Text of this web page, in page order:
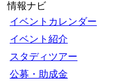
情報ナビ
イベントカレンダー
イベント紹介
スタディツアー
公募・助成金